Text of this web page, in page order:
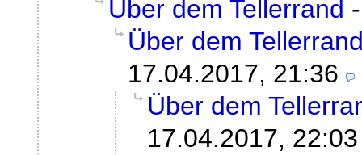
Über dem Tellerrand
Über dem
17.04.2017, 21:36
Über dem
17.04.2017, 22:03